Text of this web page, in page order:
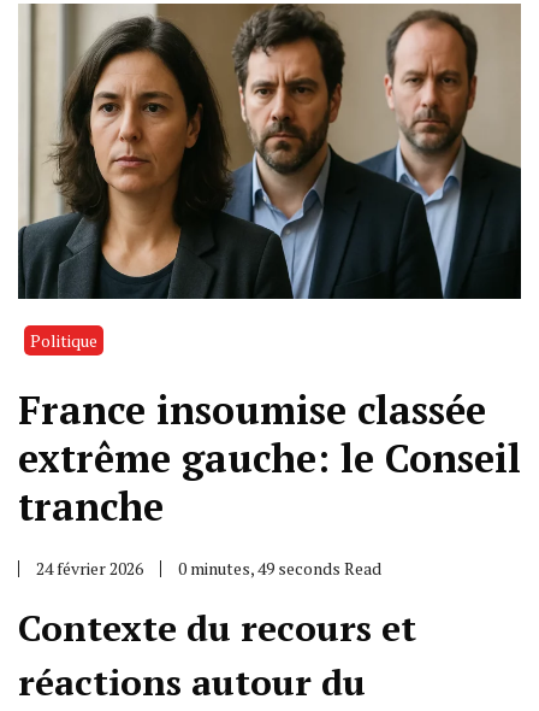
Politique
France insoumise classée
extrême gauche: le Conseil
tranche
24 février 2026 0 minutes, 49 seconds Read
Contexte du recours et
réactions autour du